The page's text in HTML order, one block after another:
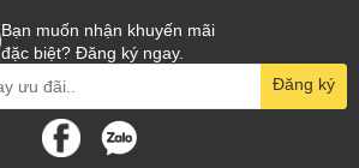
Bạn muốn nhận khuyến mãi
đặc biệt? Đăng ký ngay.
Đăng ký